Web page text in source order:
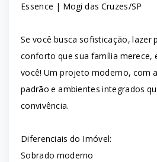
Essence | Mogi das Cruzes/SP
Se você busca sofisticação, lazer
conforto que sua família merece,
você! Um projeto moderno, com
padrão e ambientes integrados
convivência.
Diferenciais do Imóvel:
Sobrado moderno